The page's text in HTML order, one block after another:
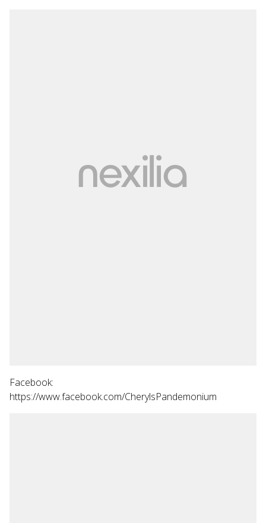
Facebook:
https://www.facebook.com/CherylsPandemonium